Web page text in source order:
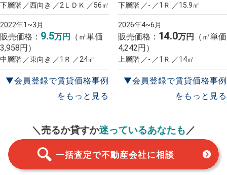
下層階 ／西向き ／2ＬＤＫ ／56㎡
2022年1~3月
販売価格： 9.5万円
（㎡単価
3,958円）
中層階 ／東向き ／1Ｒ ／24㎡
▼会員登録で賃貸価格事例
をもっと見る
下層階 ／- ／1Ｒ ／15.9㎡
2026年4~6月
販売価格： 14.0万円
（㎡単価
4,242円）
上層階 ／- ／1Ｒ ／14㎡
▼会員登録で賃貸価格事例
をもっと見る
＼売るか貸すか迷っているあなたも／
一括査定で不動産会社に相談